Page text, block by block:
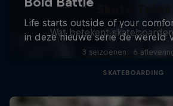
Wat betekent
3 seizoenen · 6
SKATEBOARDING